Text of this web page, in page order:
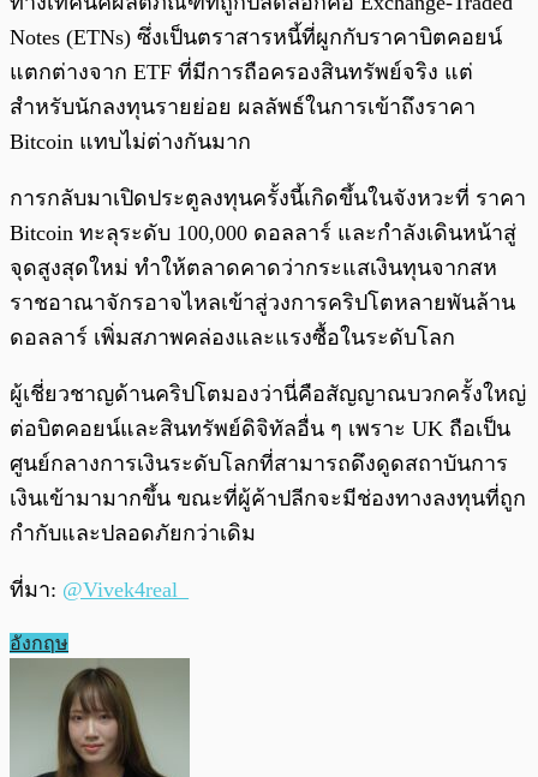
Notes (ETNs) ซึ่งเป็นตราสารหนี้ที่ผูกกับราคาบิตคอยน์
แตกต่างจาก ETF ที่มีการถือครองสินทรัพย์จริง แต่
สำหรับนักลงทุนรายย่อย ผลลัพธ์ในการเข้าถึงราคา
Bitcoin แทบไม่ต่างกันมาก
การกลับมาเปิดประตูลงทุนครั้งนี้เกิดขึ้นในจังหวะที่ ราคา
Bitcoin ทะลุระดับ 100,000 ดอลลาร์ และกำลังเดินหน้าสู่
จุดสูงสุดใหม่ ทำให้ตลาดคาดว่ากระแสเงินทุนจากสห
ราชอาณาจักรอาจไหลเข้าสู่วงการคริปโตหลายพันล้าน
ดอลลาร์ เพิ่มสภาพคล่องและแรงซื้อในระดับโลก
ผู้เชี่ยวชาญด้านคริปโตมองว่านี่คือสัญญาณบวกครั้งใหญ่
ต่อบิตคอยน์และสินทรัพย์ดิจิทัลอื่น ๆ เพราะ UK ถือเป็น
ศูนย์กลางการเงินระดับโลกที่สามารถดึงดูดสถาบันการ
เงินเข้ามามากขึ้น ขณะที่ผู้ค้าปลีกจะมีช่องทางลงทุนที่ถูก
กำกับและปลอดภัยกว่าเดิม
ที่มา: @Vivek4real_
อังกฤษ